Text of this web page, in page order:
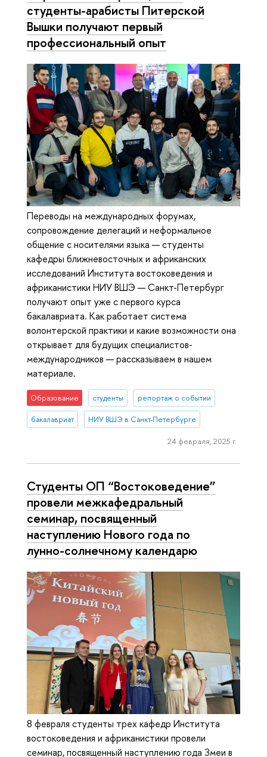
студенты-арабисты Питерской
Вышки получают первый
профессиональный опыт
Переводы на международных форумах,
сопровождение делегаций и неформальное
общение с носителями языка — студенты
кафедры ближневосточных и африканских
исследований Института востоковедения и
африканистики НИУ ВШЭ — Санкт-Петербург
получают опыт уже с первого курса
бакалавриата. Как работает система
волонтерской практики и какие возможности она
открывает для будущих специалистов-
международников — рассказываем в нашем
материале.
Образование студенты репортаж о событии
бакалавриат НИУ ВШЭ в Санкт-Петербурге
24 февраля, 2025 г.
Студенты ОП “Востоковедение”
провели межкафедральный
семинар, посвященный
наступлению Нового года по
лунно-солнечному календарю
8 февраля студенты трех кафедр Института
востоковедения и африканистики провели
семинар, посвященный наступлению года Змеи в